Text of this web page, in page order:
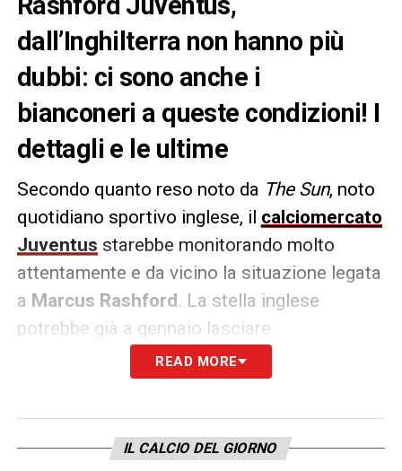
dall’Inghilterra non hanno più
dubbi: ci sono anche i
bianconeri a queste condizioni! I
dettagli e le ultime
Secondo quanto reso noto da The Sun, noto
quotidiano sportivo inglese, il calciomercato
Juventus starebbe monitorando molto
attentamente e da vicino la situazione legata
a Marcus Rashford. La stella inglese
potrebbe già a gennaio lasciare
Manchester United , visto che non sarebbe
una pedina fondamentale nei piani e nello
Red Devilspotrebbero addirittura
READ MORE
IL CALCIO DEL GIORNO